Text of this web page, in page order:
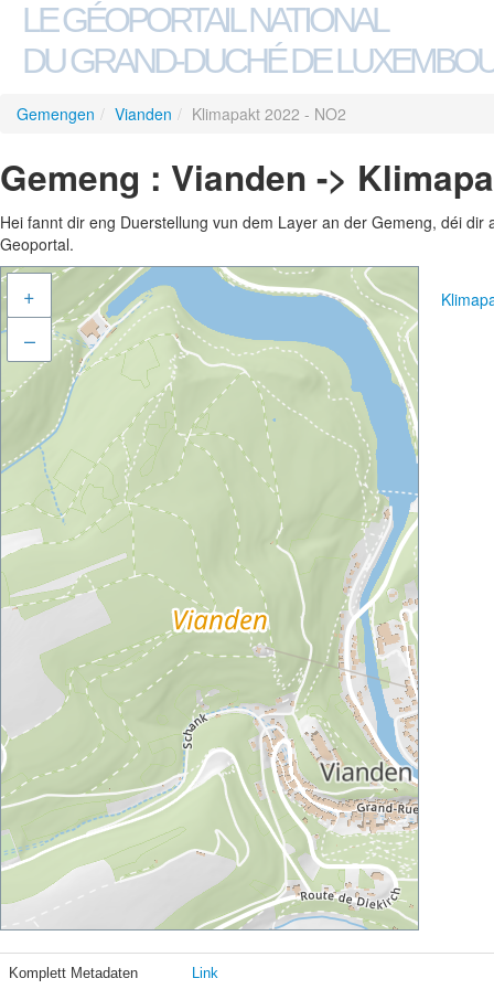
LE GÉOPORTAIL NATIONAL
DU GRAND-DUCHÉ DE
Gemengen / Vianden / Klimapakt 2022 - NO2
Gemeng : Vianden ->
Hei fannt dir eng Duerstellung vun dem Layer an der Gemeng, déi
Geoportal.
+
–
Komplett Metadaten Link